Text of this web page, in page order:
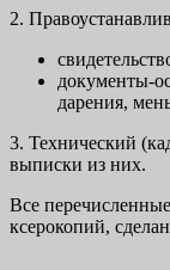
2.
документы-
дарения,
3. Технический
выписки из них.
Все
ксерокопий,